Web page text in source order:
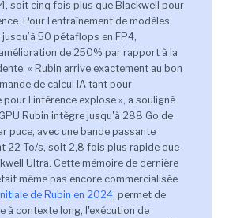
soit cinq fois plus que Blackwell pour
Pour l'entraînement de modèles
50 pétaflops en FP4,
de 250% par rapport à la
« Rubin arrive exactement au bon
de calcul IA tant pour
pour l'inférence explose », a souligné
Rubin intègre jusqu'à 288 Go de
puce, avec une bande passante
22 To/s, soit 2,8 fois plus rapide que
Ultra. Cette mémoire de dernière
même pas encore commercialisée
de Rubin en 2024, permet de
à contexte long, l'exécution de